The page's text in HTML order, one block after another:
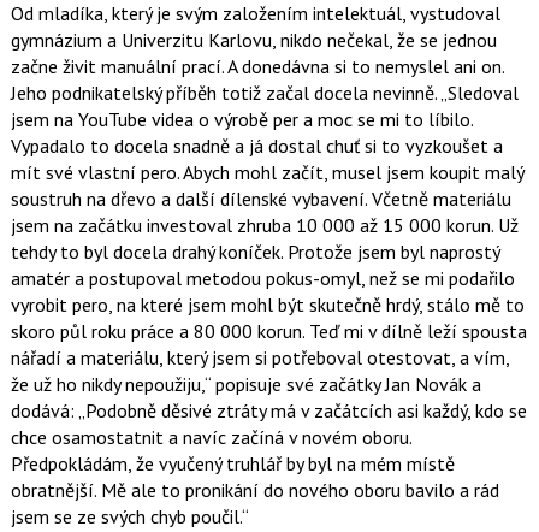
Od mladíka, který je svým založením intelektuál, vystudoval
gymnázium a Univerzitu Karlovu, nikdo nečekal, že se jednou
začne živit manuální prací. A donedávna si to nemyslel ani on.
Jeho podnikatelský příběh totiž začal docela nevinně. Sledoval
jsem na YouTube videa o výrobě per a moc se mi to líbilo.
Vypadalo to docela snadně a já dostal chuť si to vyzkoušet a
mít své vlastní pero. Abych mohl začít, musel jsem koupit malý
soustruh na dřevo a další dílenské vybavení. Včetně materiálu
jsem na začátku investoval zhruba 10 000 až 15 000 korun. Už
tehdy to byl docela drahý koníček. Protože jsem byl naprostý
amatér a postupoval metodou pokus-omyl, než se mi podařilo
vyrobit pero, na které jsem mohl být skutečně hrdý, stálo mě to
skoro půl roku práce a 80 000 korun. Teď mi v dílně leží spousta
nářadí a materiálu, který jsem si potřeboval otestovat, a vím,
že už ho nikdy nepoužiju, popisuje své začátkyJan Nováka
dodává: Podobně děsivé ztráty má v začátcích asi každý, kdo se
chce osamostatnit a navíc začíná v novém oboru.
Předpokládám, že vyučený truhlář by byl na mém místě
obratnější. Mě ale to pronikání do nového oboru bavilo a rád
jsem se ze svých chyb poučil.